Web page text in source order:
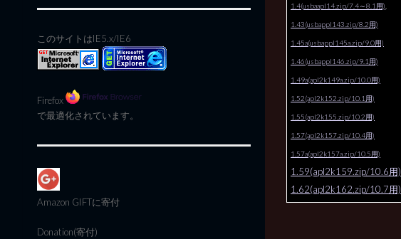
1.4(usbaapl14.zip/7.4～8.1用)
1.43(usbappl143.zip/8.2用)
1.45a(usbappl145a.zip/9.0用)
1.46(usbappl146.zip/9.1用)
1.49a(apl2k149a.zip/10.0用)
1.52(apl2k152.zip/10.1用)
1.55(apl2k155.zip/10.2用)
1.57(apl2k157.zip/10.4用)
1.57a(apl2k157a.zip/10.5用)
1.59(apl2k159.zip/10.6用)
1.62(apl2k162.zip/10.7用)
このサイトはIE5.x/IE6
Firefox
で最適化されています。
Amazon GIFTに寄付
Donation(寄付)